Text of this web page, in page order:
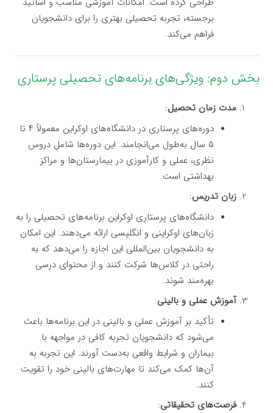
برجسته، تجربه تحصیلی بهتری را برای دانشجویان
فراهم می‌کند.
بخش دوم: ویژگی‌های برنامه‌های تحصیلی پرستاری
مدت زمان تحصیل:
دوره‌های پرستاری در دانشگاه‌های اوکراین معمولاً ۴ تا
۵ سال به‌طول می‌انجامند. این دوره‌ها شامل دروس
نظری، عملی و کارآموزی در بیمارستان‌ها و مراکز
بهداشتی است.
زبان تدریس:
دانشگاه‌های پرستاری اوکراین برنامه‌های تحصیلی را به
زبان‌های اوکراینی و انگلیسی ارائه می‌دهند. این امکان
به دانشجویان بین‌المللی این اجازه را می‌دهد که به
راحتی در کلاس‌ها شرکت کنند و از محتوای درسی
بهره‌مند شوند.
آموزش عملی و بالینی:
تأکید بر آموزش عملی و بالینی در این برنامه‌ها باعث
می‌شود که دانشجویان تجربه کافی در مواجهه با
بیماران و شرایط واقعی به‌دست آورند. این تجربه به
آن‌ها کمک می‌کند تا مهارت‌های بالینی خود را تقویت
کنند.
فرصت‌های تحقیقاتی: